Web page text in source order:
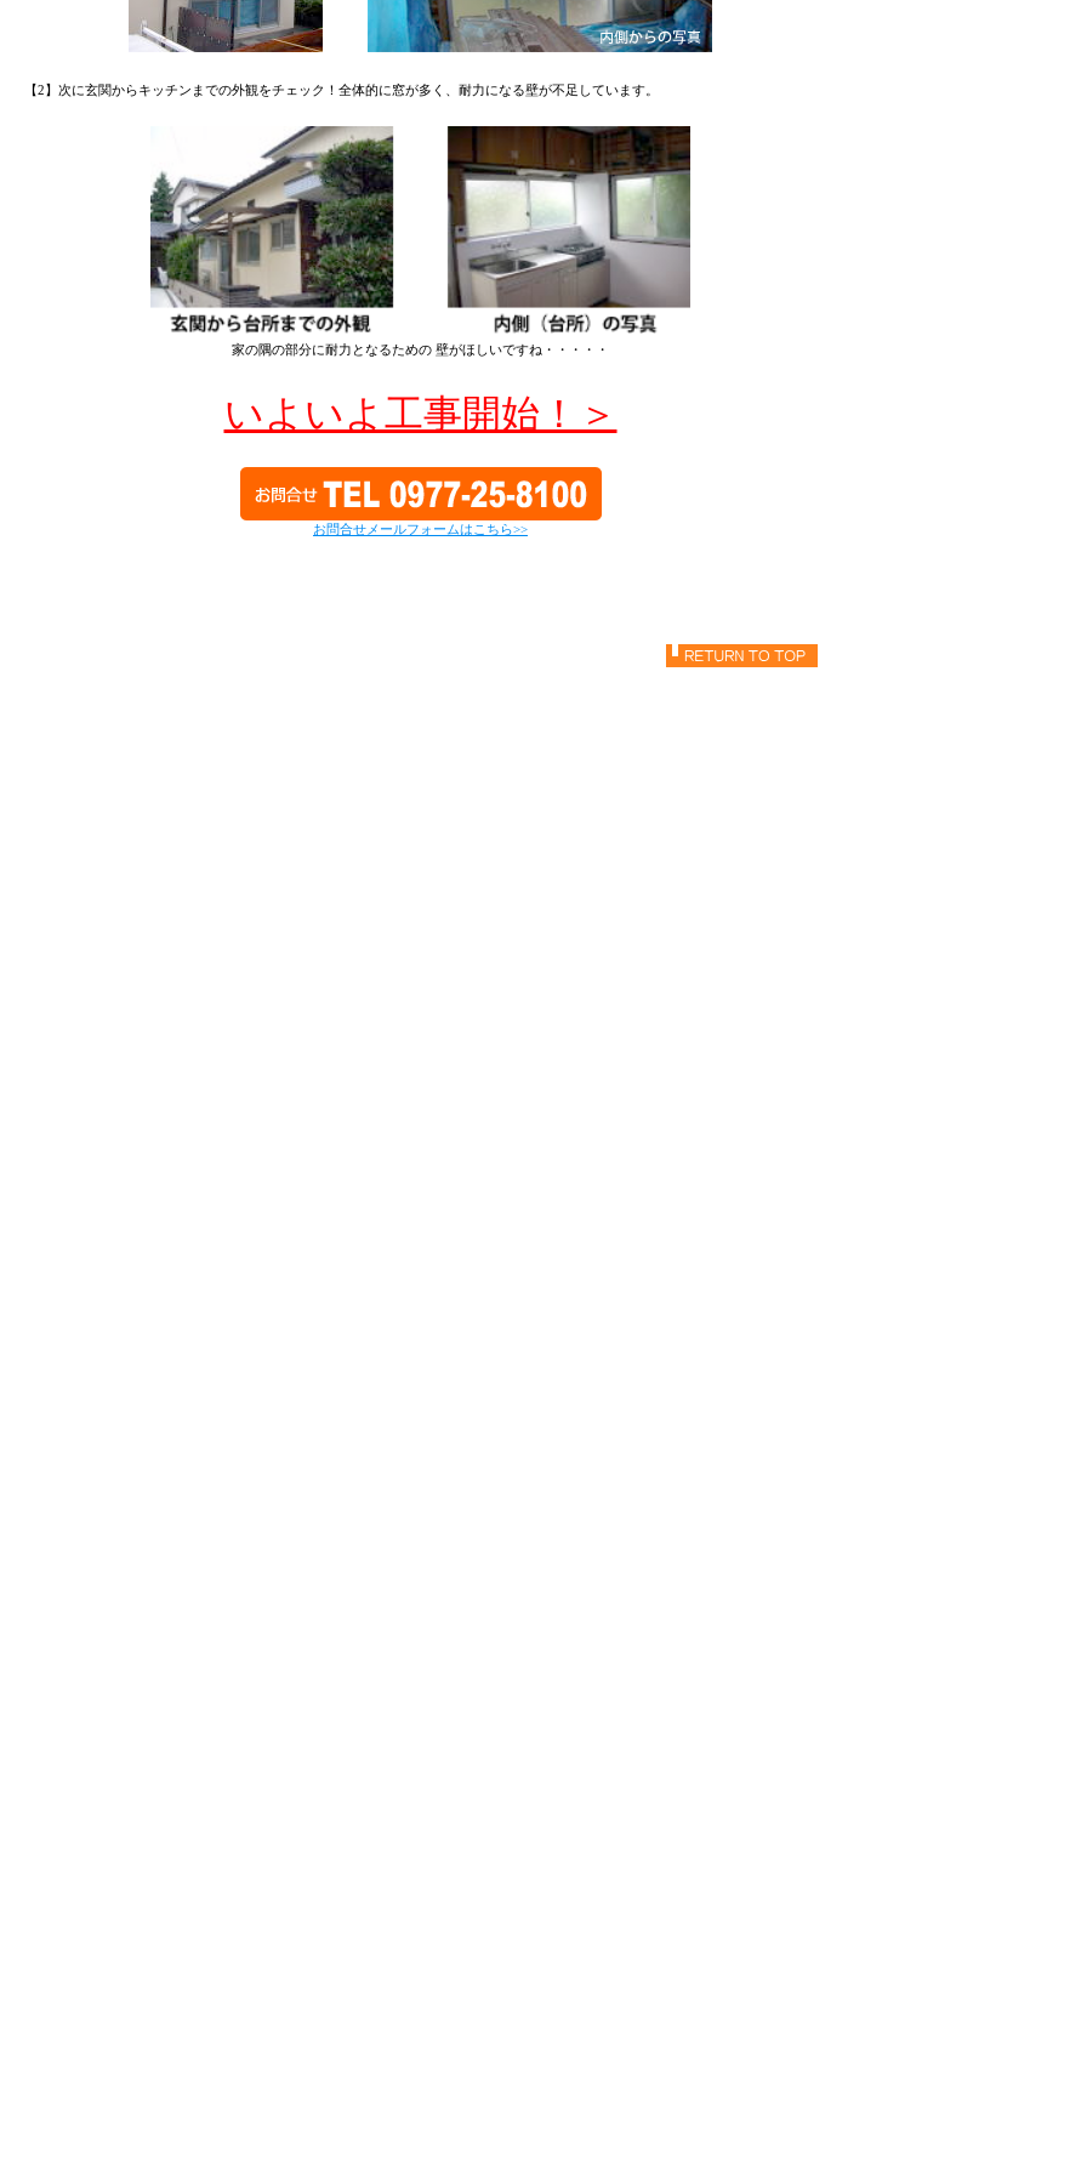
【2】次に玄関からキッチンまでの外観をチェック！全体的に窓が多く、耐力になる壁が不足しています。
家の隅の部分に耐力となるための 壁がほしいですね・・・・・
いよいよ工事開始！＞
お問合せメールフォームはこちら>>